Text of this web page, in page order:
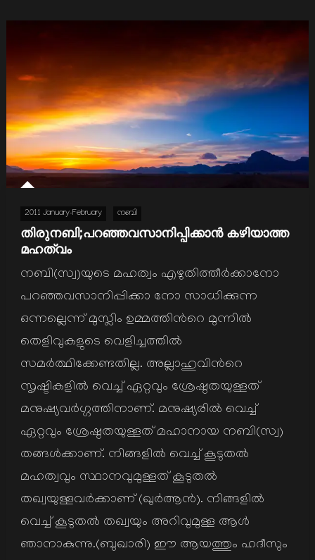
2011 January-February നബി
തിരുനബി;പറഞ്ഞവസാനിപ്പിക്കാന്‍ കഴിയാത്ത
മഹത്വം
നബി(സ്വ)യുടെ മഹത്വം എഴുതിത്തീര്‍ക്കാനോ
പറഞ്ഞവസാനിപ്പിക്കാ നോ സാധിക്കുന്ന
ഒന്നല്ലെന്ന് മുസ്ലിം ഉമ്മത്തിന്‍റെ മുന്നില്‍
തെളിവുകളുടെ വെളിച്ചത്തില്‍
സമര്‍ത്ഥിക്കേണ്ടതില്ല. അല്ലാഹുവിന്‍റെ
സൃഷ്ടികളില്‍ വെച്ച് ഏറ്റവും ശ്രേഷ്ഠതയുള്ളത്
മനുഷ്യവര്‍ഗ്ഗത്തിനാണ്. മനുഷ്യരില്‍ വെച്ച്
ഏറ്റവും ശ്രേഷ്ഠതയുള്ളത് മഹാനായ നബി(സ്വ)
തങ്ങള്‍ക്കാണ്. നിങ്ങളില്‍ വെച്ച് കൂടുതല്‍
മഹത്വവും സ്ഥാനവുമുള്ളത് കൂടുതല്‍
തഖ്വയുള്ളവര്‍ക്കാണ് (ഖുര്‍ആന്‍). നിങ്ങളില്‍
വെച്ച് കൂടുതല്‍ തഖ്വയും അറിവുമുള്ള ആള്‍
ഞാനാകുന്നു.(ബുഖാരി) ഈ ആയത്തും ഹദീസും